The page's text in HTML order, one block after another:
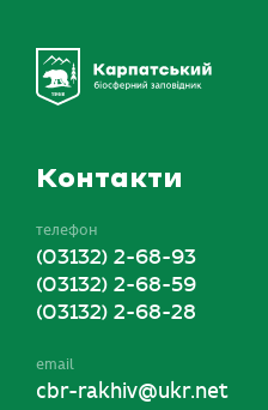
Контакти
телефон
(03132) 2-68-93
(03132) 2-68-59
(03132) 2-68-28
email
cbr-rakhiv@ukr.net